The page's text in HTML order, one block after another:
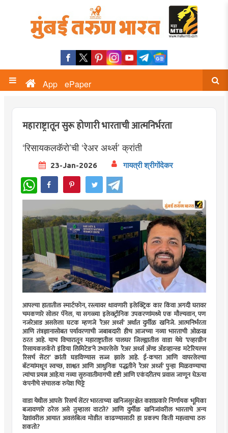
App ePaper
महाराष्ट्रातून सुरू होणारी भारताची आत्मनिर्भरता
‘रिसायकलकॅरो’ची ‘रेअर अर्थ्स’ क्रांती
23-Jan-2026 गायत्री श्रीगोंदेकर
WhatsApp
आपल्या हातातील स्मार्टफोन, रस्त्यावर धावणारी इलेक्ट्रिक कार किंवा अगदी घरावर
चमकणारे सोलर पॅनेल, या सगळ्या इलेक्ट्रॉनिक उपकरणांमध्ये एक मौल्यवान, पण
नजरेआड असलेला घटक म्हणजे ‘रेअर अर्थ्स’ अर्थात दुर्मीळ खनिजे. आत्मनिर्भरता
आणि तंत्रज्ञानासोबत पर्यावरणाची जबाबदारी हीच आजच्या नव्या भारताची ओळख
ठरत आहे. याच विचारातून महाराष्ट्रातील पालघर जिल्ह्यातील वाडा येथे ‘एव्हरग्रीन
रिसायकलकॅरो इंडिया लिमिटेड’ने उभारलेले ‘रेअर अर्थ्स अ‍ॅण्ड अ‍ॅडव्हान्स्ड मटेरियल्स
रिसर्च सेंटर’ क्रांती घडविण्यास सज्ज झाले आहे. ई-कचरा आणि वापरलेल्या
बॅटर्‍यांमधून स्वच्छ, शाश्वत आणि आधुनिक पद्धतीने ‘रेअर अर्थ्स’ पुन्हा मिळवण्याचा
त्यांचा प्रयत्न आहे.या नव्या सुरुवातीमागची दृष्टी आणि एकंदरीतच प्रवास जाणून घेऊया
कंपनीचे संचालक रुपेश चिट्टे
वाडा येथील आपले रिसर्च सेंटर भारताच्या खनिजसुरक्षेत कशाप्रकारे निर्णायक भूमिका
बजावणारे ठरेल असे तुम्हाला वाटते? आणि दुर्मीळ खनिजांवरील भारताचे अन्य
देशांवरील आयात अवलंबित्व मोडीत काढण्यासाठी हा प्रकल्प किती महत्त्वाचा ठरु
शकतो?